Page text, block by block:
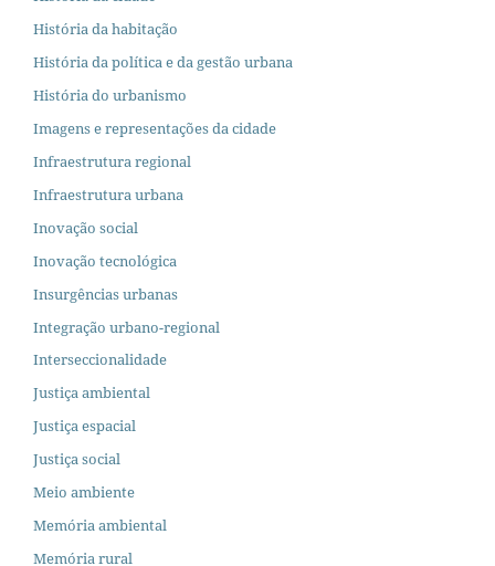
História da habitação
História da política e da gestão urbana
História do urbanismo
Imagens e representações da cidade
Infraestrutura regional
Infraestrutura urbana
Inovação social
Inovação tecnológica
Insurgências urbanas
Integração urbano-regional
Interseccionalidade
Justiça ambiental
Justiça espacial
Justiça social
Meio ambiente
Memória ambiental
Memória rural